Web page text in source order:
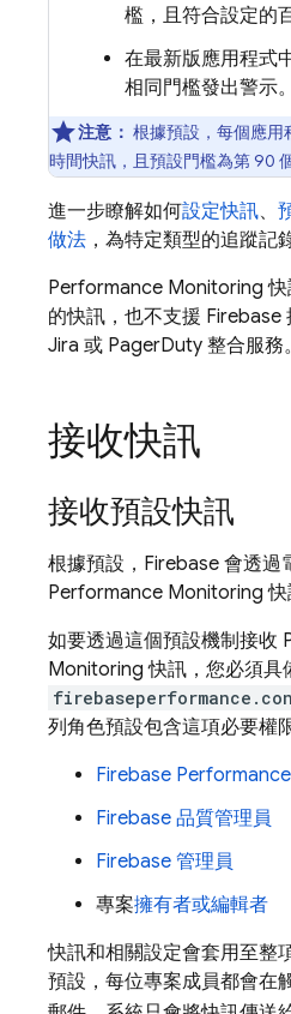
檻，且符合設定的
在最新版應用程式
相同門檻發出警示。
注意： 根據預設，每個應用
時間快訊，且預設門檻為第 90
進一步瞭解如何設定快訊、
做法 ，為特定類型的追蹤記
Performance Monitoring 快
的快訊，也不支援 Firebase
Jira 或 PagerDuty 整合服務。
接收快訊
接收預設快訊
根據預設，Firebase 會透過
Performance Monitoring 快
如要透過這個預設機制接收
Monitoring 快訊，您必須具
列角色預設包含這項必要權
Firebase
Firebase 品質管理員
Firebase 管理員
專案擁有者或編輯者
快訊和相關設定會套用至整
預設，每位專案成員都會在